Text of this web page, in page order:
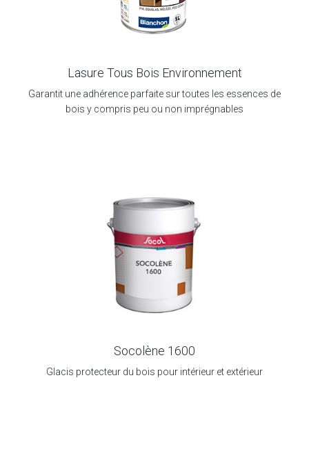
Lasure Tous Bois Environnement
Garantit une adhérence parfaite sur toutes les essences de
bois y compris peu ou non imprégnables
Socolène 1600
Glacis protecteur du bois pour intérieur et extérieur